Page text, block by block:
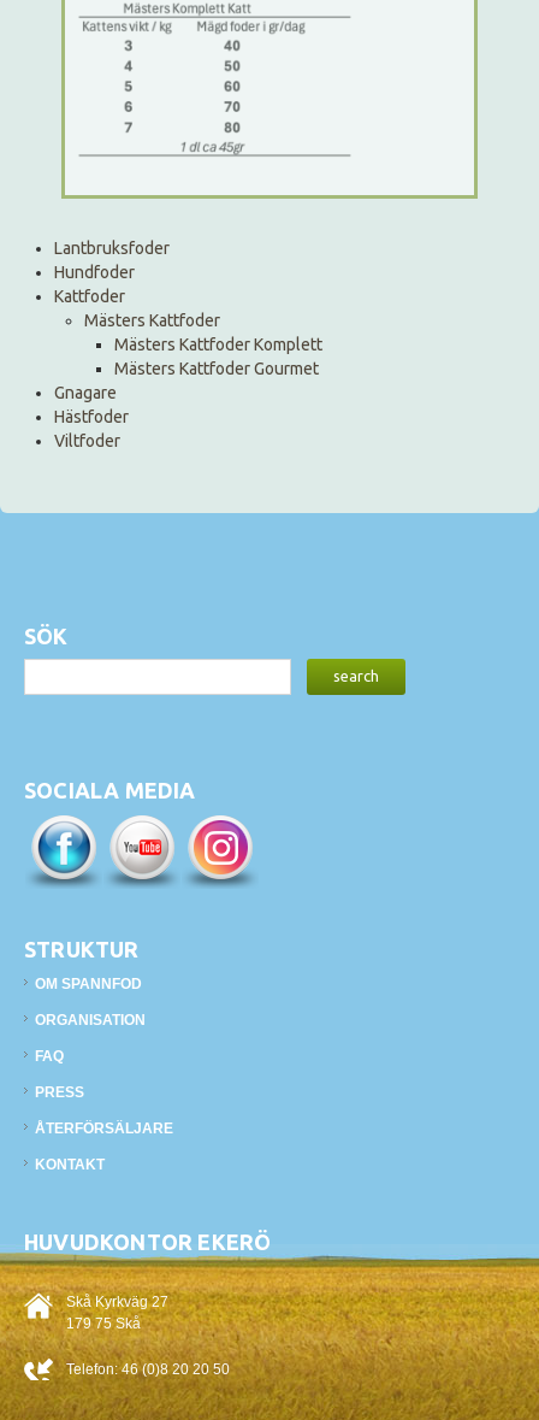
Lantbruksfoder
Hundfoder
Kattfoder
Mästers Kattfoder
Mästers Kattfoder Komplett
Mästers Kattfoder Gourmet
Gnagare
Hästfoder
Viltfoder
SÖK
SOCIALA MEDIA
STRUKTUR
OM SPANNFOD
ORGANISATION
FAQ
PRESS
ÅTERFÖRSÄLJARE
KONTAKT
HUVUDKONTOR EKERÖ
Skå Kyrkväg 27
179 75 Skå
Telefon:46 (0)8 20 20 50